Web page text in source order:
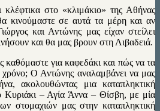
κλέφτικα στο «κλιμάκιο» της Αθήνας
κινούμαστε σε αυτά τα μέρη και αν
και Αντώνης μας είχαν στείλει
και θα μας βρουν στη Λιβαδειά.
καθόμαστε για καφεδάκι και πώς να τα
Ο Αντώνης αναλαμβάνει να μας
ακολουθώντας μια καταπληκτική
Κυριάκι – Αγία Άννα – Θίσβη, με μία
στομαχιών μας στην καταπληκτική